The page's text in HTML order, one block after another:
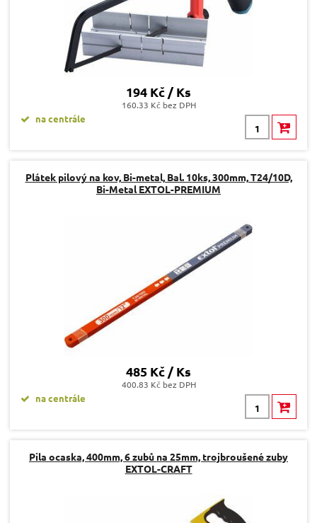
194 Kč / Ks
160.33 Kč bez DPH
na centrále
Plátek pilový na kov, Bi-metal, Bal. 10ks, 300mm, T24/10D,
Bi-Metal EXTOL-PREMIUM
485 Kč / Ks
400.83 Kč bez DPH
na centrále
Pila ocaska, 400mm, 6 zubů na 25mm, trojbroušené zuby
EXTOL-CRAFT